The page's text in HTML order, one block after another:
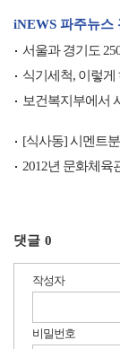
iNEWS 파주뉴스
서울과 경기도
식기세척, 이렇게
보건복지부에서
[식사동] 시멘트
2012년 문화체육
댓글 0
작성자
비밀번호